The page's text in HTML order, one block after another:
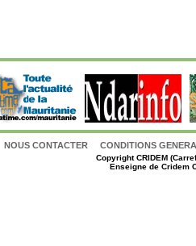
NOUS CONTACTER CONDITIONS
CopyrightCRIDEM
Enseigne de Cridem